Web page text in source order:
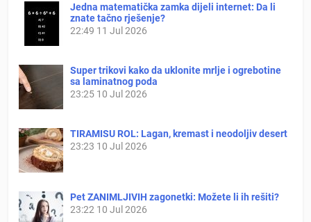
Jedna matematička zamka dijeli internet: Da li
znate tačno rješenje?
22:49 11 Jul 2026
Super trikovi kako da uklonite mrlje i ogrebotine
sa laminatnog poda
23:25 10 Jul 2026
TIRAMISU ROL: Lagan, kremast i neodoljiv desert
23:23 10 Jul 2026
Pet ZANIMLJIVIH zagonetki: Možete li ih rešiti?
23:22 10 Jul 2026